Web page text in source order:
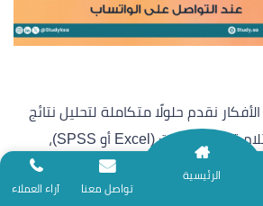
نقدم حلولًا متكاملة لتحليل نتائج
ANOVA، بدءًا من استلام قاعدة البيانات (Excel أو SPSS)،
وجاهزة للإدراج في البحث أو الرسالة
البحثية وفق ضوابط الأمانة العلمية؛ لذا نعتذر عن
آراء العملاء تواصل معنا
الرئيسية